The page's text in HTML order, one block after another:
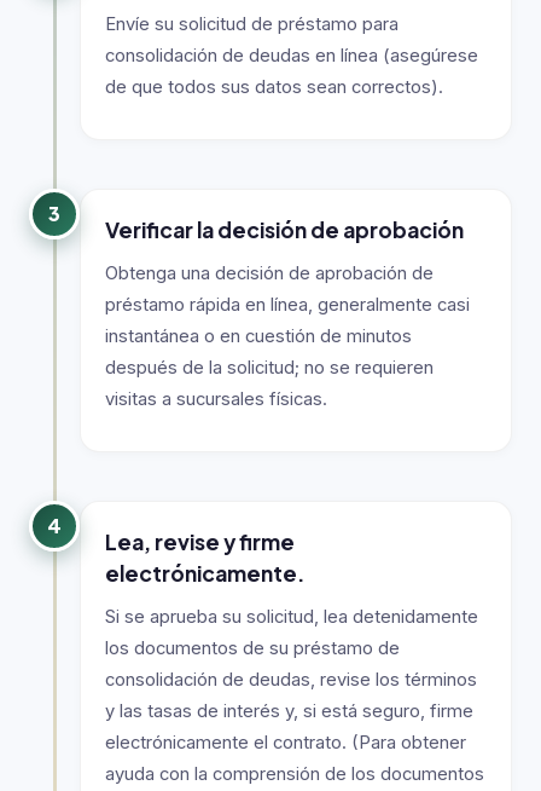
Envíe su solicitud de préstamo para
consolidación de deudas en línea (asegúrese
de que todos sus datos sean correctos).
3
Verificar la decisión de aprobación
Obtenga una decisión de aprobación de
préstamo rápida en línea, generalmente casi
instantánea o en cuestión de minutos
después de la solicitud; no se requieren
visitas a sucursales físicas.
4
Lea, revise y firme
electrónicamente.
Si se aprueba su solicitud, lea detenidamente
los documentos de su préstamo de
consolidación de deudas, revise los términos
y las tasas de interés y, si está seguro, firme
electrónicamente el contrato. (Para obtener
ayuda con la comprensión de los documentos